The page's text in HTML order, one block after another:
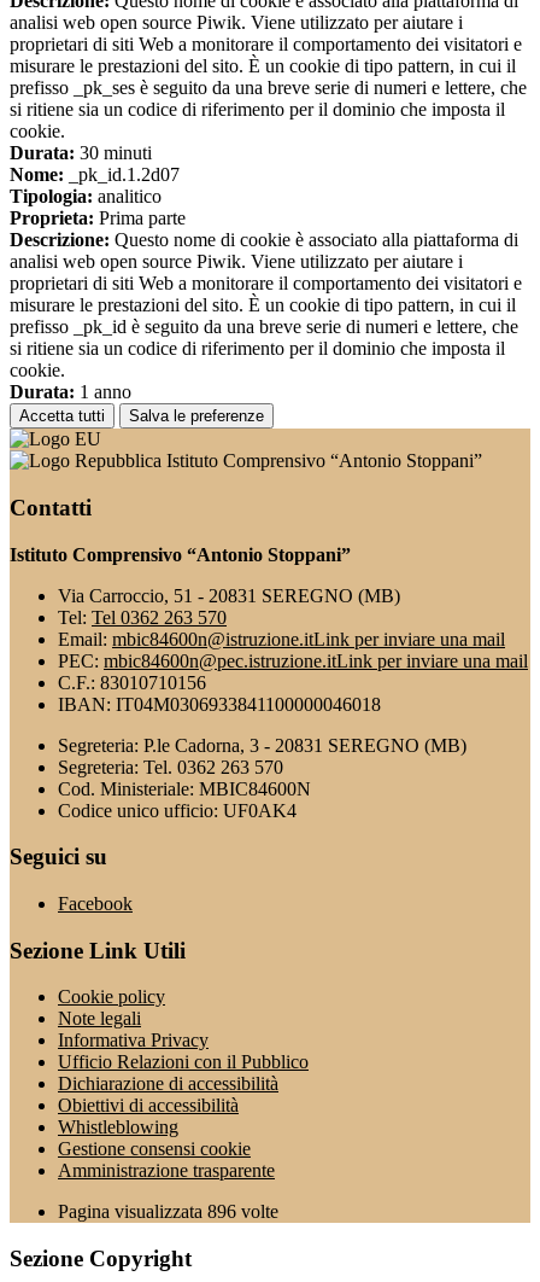
analisi web open source Piwik. Viene utilizzato per aiutare i
proprietari di siti Web a monitorare il comportamento dei visitatori e
misurare le prestazioni del sito. È un cookie di tipo pattern, in cui il
prefisso _pk_ses è seguito da una breve serie di numeri e lettere, che
si ritiene sia un codice di riferimento per il dominio che imposta il
cookie.
Durata: 30 minuti
Nome: _pk_id.1.2d07
Tipologia: analitico
Proprieta: Prima parte
Descrizione: Questo nome di cookie è associato alla piattaforma di
analisi web open source Piwik. Viene utilizzato per aiutare i
proprietari di siti Web a monitorare il comportamento dei visitatori e
misurare le prestazioni del sito. È un cookie di tipo pattern, in cui il
prefisso _pk_id è seguito da una breve serie di numeri e lettere, che
si ritiene sia un codice di riferimento per il dominio che imposta il
cookie.
Durata: 1 anno
Accetta tutti Salva le preferenze
Istituto Comprensivo “Antonio Stoppani”
Contatti
Istituto Comprensivo “Antonio Stoppani”
Via Carroccio, 51 - 20831 SEREGNO (MB)
Tel: Tel 0362 263 570
Email: mbic84600n@istruzione.itLink per inviare una mail
PEC: mbic84600n@pec.istruzione.itLink per inviare una mail
C.F.: 83010710156
IBAN: IT04M0306933841100000046018
Segreteria: P.le Cadorna, 3 - 20831 SEREGNO (MB)
Segreteria: Tel. 0362 263 570
Cod. Ministeriale: MBIC84600N
Codice unico ufficio: UF0AK4
Seguici su
Facebook
Sezione Link Utili
Cookie policy
Note legali
Informativa Privacy
Ufficio Relazioni con il Pubblico
Dichiarazione di accessibilità
Obiettivi di accessibilità
Whistleblowing
Gestione consensi cookie
Amministrazione trasparente
Pagina visualizzata 896 volte
Sezione Copyright